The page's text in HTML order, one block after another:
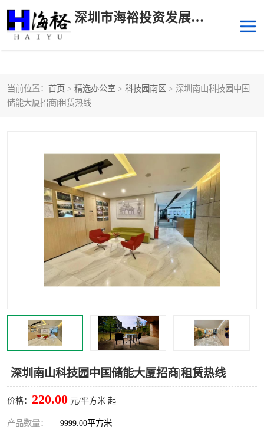
深圳市海裕投资发展有限公司
当前位置： 首页 > 精选办公室 > 科技园南区 > 深圳南山科技园中国
储能大厦招商|租赁热线
深圳南山科技园中国储能大厦招商|租赁热线
价格： 220.00 元/平方米 起
产品数量： 9999.00平方米
后海
深圳湾科技生态园
福田中心区写字楼租赁 宝安中心区
深圳宝安 福田车公庙
南山南油
罗湖区
兴东 石岩
车公庙